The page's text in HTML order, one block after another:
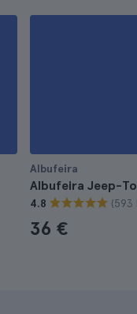
Albufeira
Albufeira Jeep-
4.8 (593
36 €